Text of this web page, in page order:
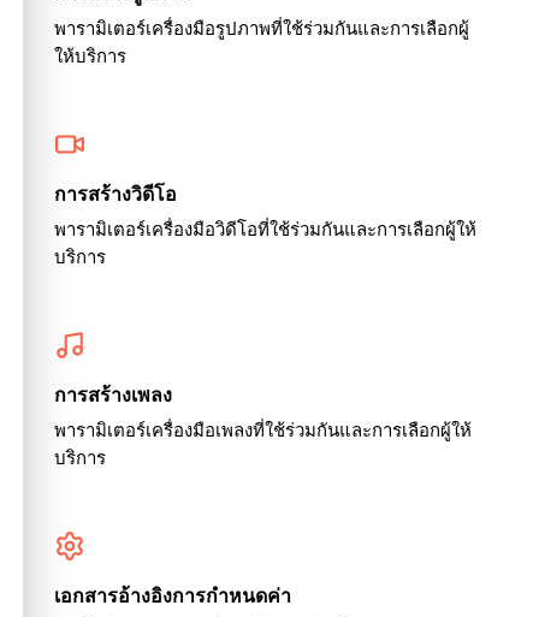
พารามิเตอร์เครื่องมือรูปภาพที่ใช้ร่วมกันและการเลือกผู้
ให้บริการ
การสร้างวิดีโอ
พารามิเตอร์เครื่องมือวิดีโอที่ใช้ร่วมกันและการเลือกผู้ให้
บริการ
การสร้างเพลง
พารามิเตอร์เครื่องมือเพลงที่ใช้ร่วมกันและการเลือกผู้ให้
บริการ
เอกสารอ้างอิงการกำหนดค่า